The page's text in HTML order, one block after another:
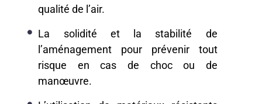
qualité de l’air.
La solidité et la stabilité de
l’aménagement pour prévenir tout
risque en cas de choc ou de
manœuvre.